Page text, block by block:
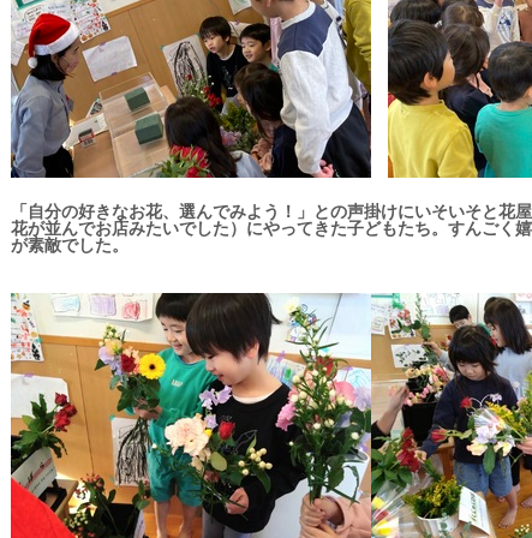
「自分の好きなお花、選んでみよう！」との声掛けにいそいそと花
花が並んでお店みたいでした）にやってきた子どもたち。すんごく
が素敵でした。